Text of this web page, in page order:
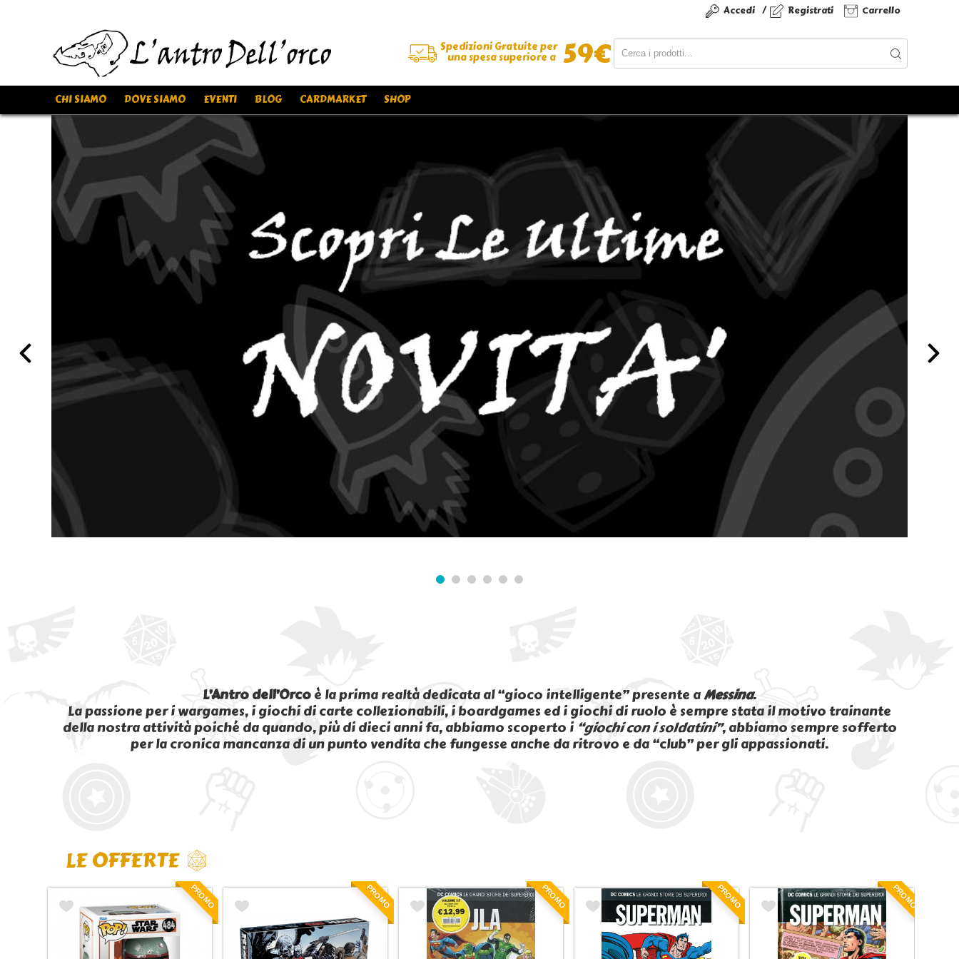
Accedi / Registrati Carrello
Spedizioni Gratuite per
una spesa superiore a 59€
CHI SIAMO DOVE SIAMO EVENTI BLOG CARDMARKET SHOP
L’Antro dell’Orcoè la prima realtà dedicata al “gioco intelligente” presente aMessina.
La passione per i wargames, i giochi di carte collezionabili, i boardgames ed i giochi di ruolo è sempre stata il motivo trainante
della nostra attività poiché da quando, più di dieci anni fa, abbiamo scoperto i “giochi con i soldatini”, abbiamo sempre sofferto
per la cronica mancanza di un punto vendita che fungesse anche da ritrovo e da “club” per gli appassionati.
LE OFFERTE
PROMO PROMO PROMO PROMO PROMO